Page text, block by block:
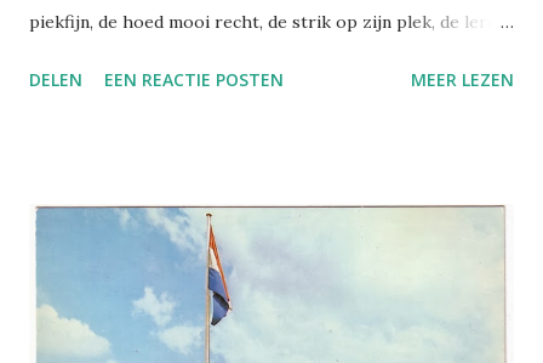
piekfijn, de hoed mooi recht, de strik op zijn plek, de leren
handschoenen aan, gepoetste schoenen met slobkousen:
omgeslagen. Waarom? Vond de fotograaf dat mooier? Of
heeft ie dit detail over het hoofd gezien? Achterop staat:
'Zür angenehmen Erinnerung auf deiner Janek, Maribor
21/III, 1932'. Verder geen adres, geen postzegel. Slecht
DELEN EEN REACTIE POSTEN MEER LEZEN